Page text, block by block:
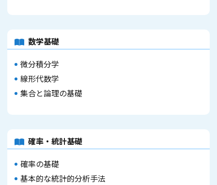
数学基礎
微分積分学
線形代数学
集合と論理の基礎
確率・統計基礎
確率の基礎
基本的な統計的分析手法